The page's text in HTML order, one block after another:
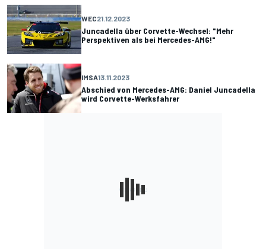
WEC21.12.2023
Juncadella über Corvette-Wechsel: "Mehr
Perspektiven als bei Mercedes-AMG!"
IMSA13.11.2023
Abschied von Mercedes-AMG: Daniel Juncadella
wird Corvette-Werksfahrer